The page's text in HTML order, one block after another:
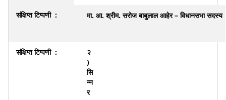
मा. आ. श्रीम. सरोज बाबुलाल आहेर – विधानसभा सदस्य
२
)
सि
न्न
र